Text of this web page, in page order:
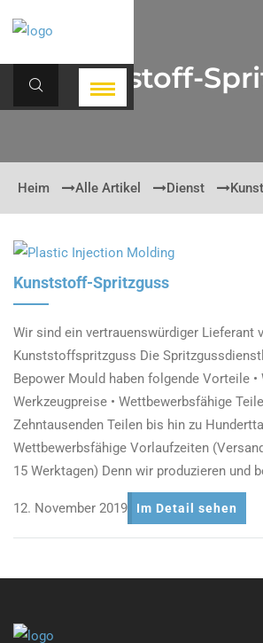
Kunststoff-
Heim Alle Artikel Dienst
Kunststoff-Spritzguss
Wir sind ein vertrauenswürdiger Lieferant
Kunststoffspritzguss Die
Bepower Mould haben folgende Vorteile
Werkzeugpreise • Wettbewerbsfähige
Zehntausenden Teilen bis hin zu
Wettbewerbsfähige Vorlaufzeiten
15 Werktagen) Denn wir produzieren und
12. November 2019 Im Detail sehen